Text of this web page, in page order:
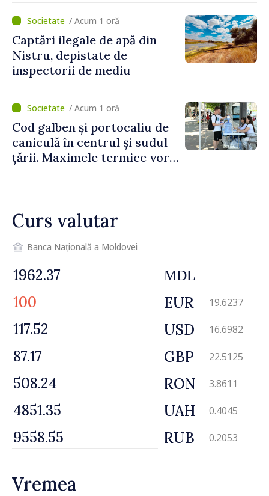
/ Acum 1 oră
Captări ilegale de apă din
Nistru, depistate de
inspectorii de mediu
/ Acum 1 oră
Cod galben și portocaliu de
caniculă în centrul și sudul
țării. Maximele termice vor
Curs valutar
Banca Națională a Moldovei
MDL
EUR 19.6237
USD 16.6982
GBP 22.5125
RON 3.8611
UAH 0.4045
RUB 0.2053
Vremea